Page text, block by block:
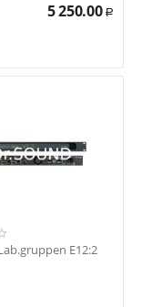
5 250.00 Р
E12:2